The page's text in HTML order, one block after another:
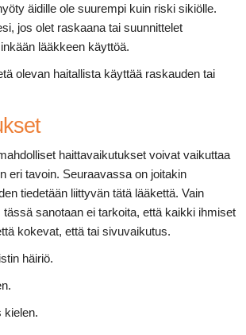
äidille ole suurempi kuin riski sikiölle.
jos olet raskaana tai suunnittelet
lääkkeen käyttöä.
olevan haitallista käyttää raskauden tai
haittavaikutukset voivat vaikuttaa
eri tavoin. Seuraavassa on joitakin
tiedetään liittyvän tätä lääkettä. Vain
sanotaan ei tarkoita, että kaikki ihmiset
kokevat, että tai sivuvaikutus.
häiriö.
kielen.